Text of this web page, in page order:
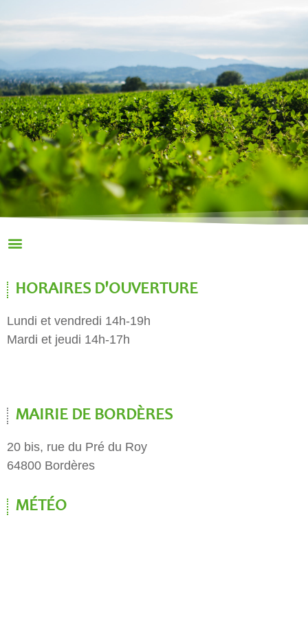
HORAIRES D'OUVERTURE
Lundi et vendredi 14h-19h
Mardi et jeudi 14h-17h
MAIRIE DE BORDÈRES
20 bis, rue du Pré du Roy
64800 Bordères
MÉTÉO